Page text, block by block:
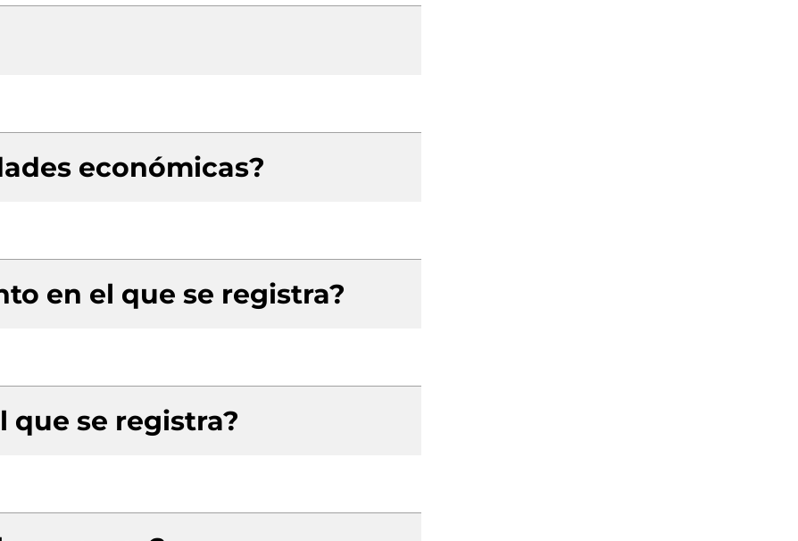
económicas?
en el que se registra?
que se registra?